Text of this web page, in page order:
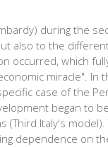
during the
also to the
occurred, which
miracle". In
case of the
began to
Italy's model).
dependence on